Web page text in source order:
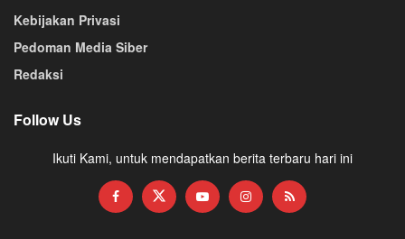
Kebijakan Privasi
Pedoman Media Siber
Redaksi
Follow Us
Ikuti Kami, untuk mendapatkan berita terbaru hari ini